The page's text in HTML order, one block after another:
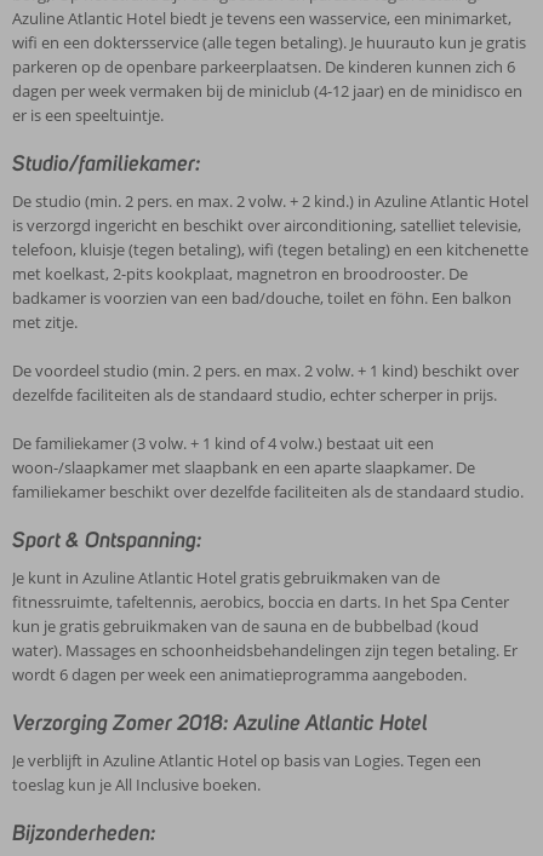
Azuline Atlantic Hotel biedt je tevens een wasservice, een minimarket,
wifi en een doktersservice (alle tegen betaling). Je huurauto kun je gratis
parkeren op de openbare parkeerplaatsen. De kinderen kunnen zich 6
dagen per week vermaken bij de miniclub (4-12 jaar) en de minidisco en
er is een speeltuintje.
Studio/familiekamer:
De studio (min. 2 pers. en max. 2 volw. + 2 kind.) in Azuline Atlantic Hotel
is verzorgd ingericht en beschikt over airconditioning, satelliet televisie,
telefoon, kluisje (tegen betaling), wifi (tegen betaling) en een kitchenette
met koelkast, 2-pits kookplaat, magnetron en broodrooster. De
badkamer is voorzien van een bad/douche, toilet en föhn. Een balkon
met zitje.
De voordeel studio (min. 2 pers. en max. 2 volw. + 1 kind) beschikt over
dezelfde faciliteiten als de standaard studio, echter scherper in prijs.
De familiekamer (3 volw. + 1 kind of 4 volw.) bestaat uit een
woon-/slaapkamer met slaapbank en een aparte slaapkamer. De
familiekamer beschikt over dezelfde faciliteiten als de standaard studio.
Sport & Ontspanning:
Je kunt in Azuline Atlantic Hotel gratis gebruikmaken van de
fitnessruimte, tafeltennis, aerobics, boccia en darts. In het Spa Center
kun je gratis gebruikmaken van de sauna en de bubbelbad (koud
water). Massages en schoonheidsbehandelingen zijn tegen betaling. Er
wordt 6 dagen per week een animatieprogramma aangeboden.
Verzorging Zomer 2018: Azuline Atlantic Hotel
Je verblijft in Azuline Atlantic Hotel op basis van Logies. Tegen een
toeslag kun je All Inclusive boeken.
Bijzonderheden: